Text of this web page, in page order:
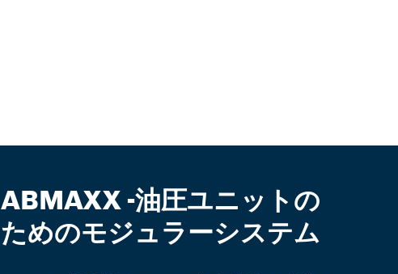
ABMAXX -油圧ユニットの
ためのモジュラーシステム